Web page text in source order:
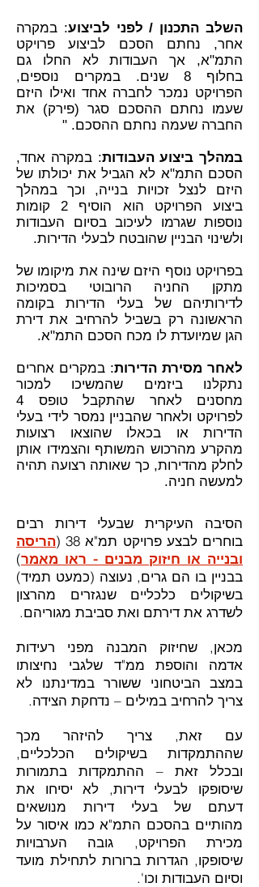
השלב התכנון / לפני לביצוע: במקרה
אחר, נחתם הסכם לביצוע פרויקט
התמ"א, אך העבודות לא החלו גם
בחלוף 8 שנים. במקרים נוספים,
הפרויקט נמכר לחברה אחד ואילו היזם
שעמו נחתם ההסכם סגר (פירק) את
החברה שעמה נחתם ההסכם. "
במהלך ביצוע העבודות: במקרה אחד,
הסכם התמ"א לא הגביל את יכולתו של
היזם לנצל זכויות בנייה, וכך במהלך
ביצוע הפרויקט הוא הוסיף 2 קומות
נוספות שגרמו לעיכוב בסיום העבודות
ולשינוי הבניין שהובטח לבעלי הדירות.
בפרויקט נוסף היזם שינה את מיקומו של
מתקן החניה הרובוטי בסמיכות
לדירותיהם של בעלי הדירות בקומה
הראשונה רק בשביל להרחיב את דירת
הגן שמיועדת לו מכח הסכם התמ"א.
לאחר מסירת הדירות: במקרים אחרים
נתקלנו ביזמים שהמשיכו למכור
מחסנים לאחר שהתקבל טופס 4
לפרויקט ולאחר שהבניין נמסר לידי בעלי
הדירות או בכאלו שהוצאו רצועות
מהקרע מהרכוש המשותף והצמידו אותן
לחלק מהדירות, כך שאותה רצועה תהיה
למעשה חניה.
הסיבה העיקרית שבעלי דירות רבים
בוחרים לבצע פרויקט תמ"א 38 (
הריסה
ובנייה או חיזוק מבנים - ראו מאמר)
בבניין בו הם גרים, נעוצה (כמעט תמיד)
בשיקולים כלכליים שנגזרים מהרצון
לשדרג את דירתם ואת סביבת מגוריהם.
מכאן, שחיזוק המבנה מפני רעידות
אדמה והוספת ממ"ד שלגבי נחיצותו
במצב הביטחוני ששורר במדינתנו לא
צריך להרחיב במילים – נדחקת הצידה.
עם זאת, צריך להיזהר מכך
שההתמקדות בשיקולים הכלכליים,
ובכלל זאת – ההתמקדות בתמורות
שיסופקו לבעלי דירות, לא יסיחו את
דעתם של בעלי דירות מנושאים
מהותיים בהסכם התמ"א כמו איסור על
מכירת הפרויקט, גובה הערבויות
שיסופקו, הגדרות ברורות לתחילת מועד
וסיום העבודות וכו'.